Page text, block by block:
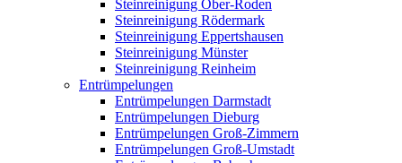
Steinreinigung Ober-Roden
Steinreinigung Rödermark
Steinreinigung Eppertshausen
Steinreinigung Münster
Steinreinigung Reinheim
Entrümpelungen
Entrümpelungen Darmstadt
Entrümpelungen Dieburg
Entrümpelungen Groß-Zimmern
Entrümpelungen Groß-Umstadt